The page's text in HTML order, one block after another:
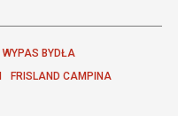
WYPAS BYDŁA
FRISLAND CAMPINA